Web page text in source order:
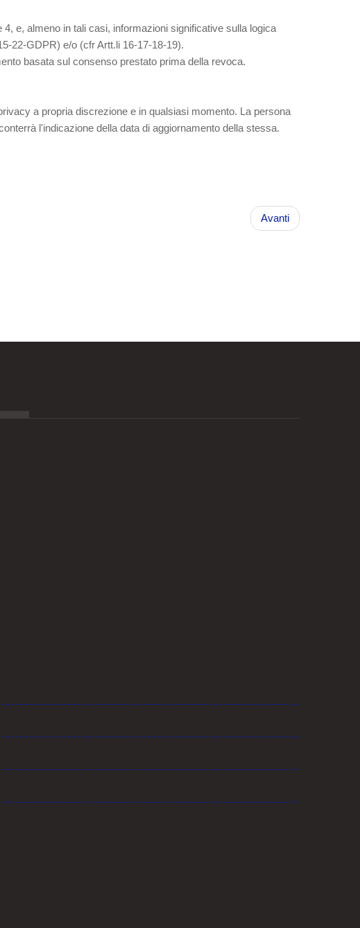
e, almeno in tali casi, informazioni significative sulla logica
22-GDPR) e/o (cfr Artt.li 16-17-18-19).
basata sul consenso prestato prima della revoca.
a propria discrezione e in qualsiasi momento. La persona
l'indicazione della data di aggiornamento della stessa.
Avanti